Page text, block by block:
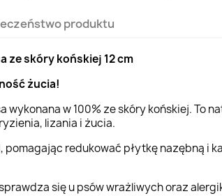
produktu
ze skóry końskiej 12 cm
żucia!
wykonana w 100% ze skóry końskiej. To
lizania i żucia.
, pomagając redukować płytkę nazębną i
się u psów wrażliwych oraz